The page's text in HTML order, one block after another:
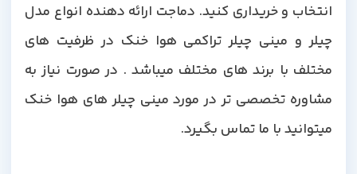
انتخاب و خریداری کنید. دماجت ارائه دهنده انواع مدل
چیلر و مینی چیلر تراکمی هوا خنک در ظرفیت های
مختلف با برند های مختلف میباشد . در صورت نیاز به
مشاوره تخصصی تر در مورد مینی چیلر های هوا خنک
میتوانید با ما تماس بگیرد.